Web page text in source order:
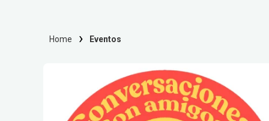
Home Eventos